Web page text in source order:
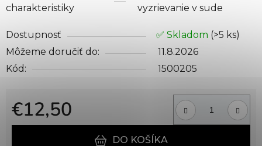
charakteristiky
vyzrievanie v sude
Dostupnosť ✅ Skladom (>5 ks)
Môžeme doručiť do:
11.8.2026
Kód:
1500205
€12,50
Jednotková cena:
DO KOŠÍKA